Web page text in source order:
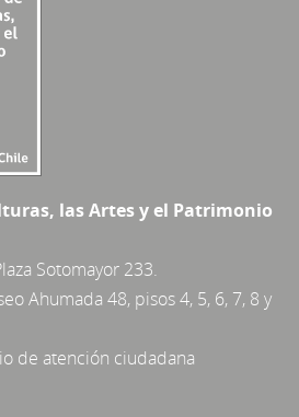
las Artes y el Patrimonio
Sotomayor 233.
Ahumada 48, pisos 4, 5, 6, 7, 8 y
de atención ciudadana